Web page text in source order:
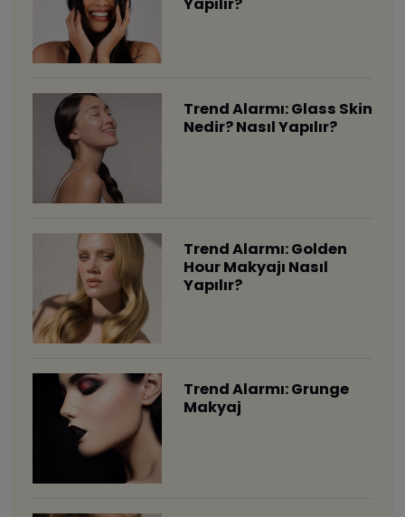
Yapılır?
Trend Alarmı: Glass Skin
Nedir? Nasıl Yapılır?
Trend Alarmı: Golden
Hour Makyajı Nasıl
Yapılır?
Trend Alarmı: Grunge
Makyaj